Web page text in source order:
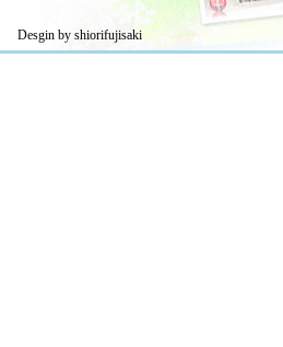
Desgin by shiorifujisaki